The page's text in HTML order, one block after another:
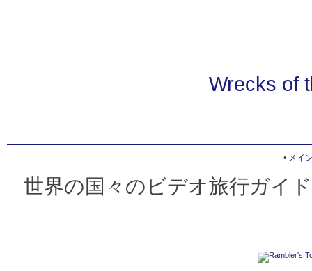
Wrecks of
• メイ
世界の国々のビデオ旅行ガイ